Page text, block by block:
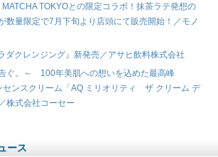
MATCHA TOKYOとの限定コラボ！抹茶ラテ発想の
数量限定で7月下旬より店頭にて販売開始！／モノ
ダクレンジング』新発売／アサヒ飲料株式会社
ぐ。～ 100年美肌への想いを込めた最高峰
センスクリーム「AQ ミリオリティ ザ クリーム デ
株式会社コーセー
ース